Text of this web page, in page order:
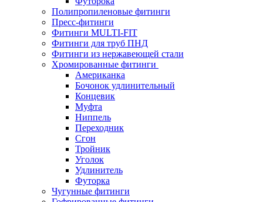
Полипропиленовые фитинги
Пресс-фитинги
Фитинги MULTI-FIT
Фитинги для труб ПНД
Фитинги из нержавеющей стали
Хромированные фитинги
Американка
Бочонок удлинительный
Концевик
Муфта
Ниппель
Переходник
Сгон
Тройник
Уголок
Удлинитель
Футорка
Чугунные фитинги